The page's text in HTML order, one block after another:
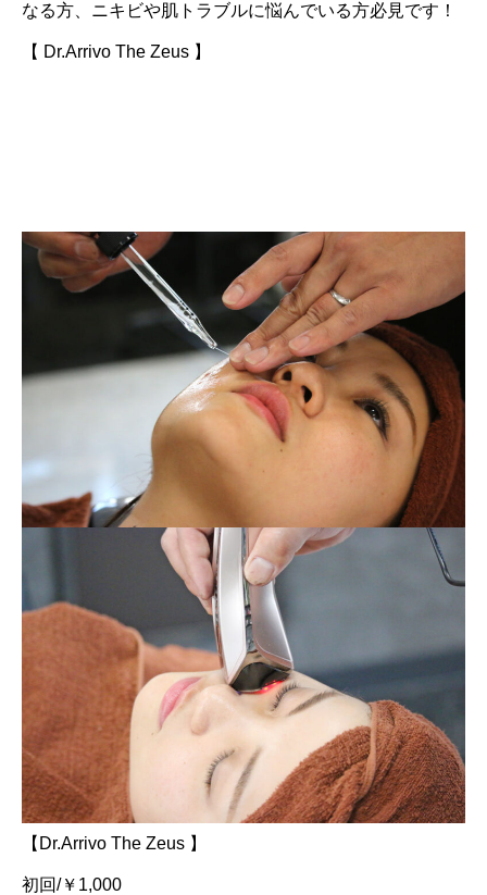
なる方、ニキビや肌トラブルに悩んでいる方必見です！
【 Dr.Arrivo The Zeus 】
【Dr.Arrivo The Zeus 】
初回/￥1,000